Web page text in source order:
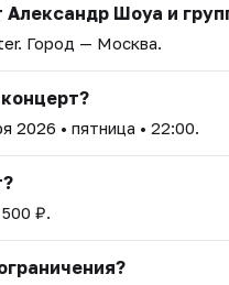
Александр Шоуа и
. Город — Москва.
2026 • пятница • 22:00.
₽.